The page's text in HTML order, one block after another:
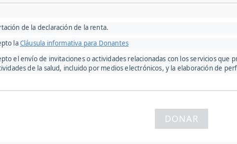
de la declaración de la renta.
laCláusula informativa para Donantes
el envío de invitaciones o actividades relacionadas con los servicios
de la salud, incluido por medios electrónicos, y la elaboración de
DONAR